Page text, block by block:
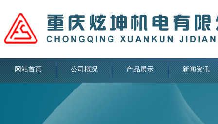
网站首页 公司概况 产品展示 新闻资讯